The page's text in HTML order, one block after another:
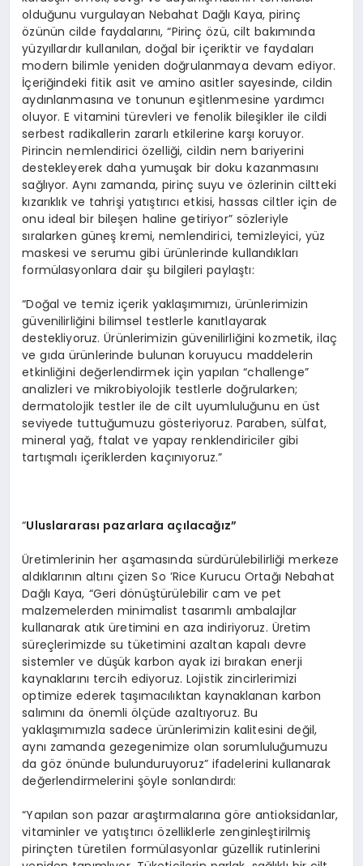
olduğunu vurgulayan Nebahat Dağlı Kaya, pirinç
özünün cilde faydalarını, “Pirinç özü, cilt bakımında
yüzyıllardır kullanılan, doğal bir içeriktir ve faydaları
modern bilimle yeniden doğrulanmaya devam ediyor.
İçeriğindeki fitik asit ve amino asitler sayesinde, cildin
aydınlanmasına ve tonunun eşitlenmesine yardımcı
oluyor. E vitamini türevleri ve fenolik bileşikler ile cildi
serbest radikallerin zararlı etkilerine karşı koruyor.
Pirincin nemlendirici özelliği, cildin nem bariyerini
destekleyerek daha yumuşak bir doku kazanmasını
sağlıyor. Aynı zamanda, pirinç suyu ve özlerinin ciltteki
kızarıklık ve tahrişi yatıştırıcı etkisi, hassas ciltler için de
onu ideal bir bileşen haline getiriyor” sözleriyle
sıralarken güneş kremi, nemlendirici, temizleyici, yüz
maskesi ve serumu gibi ürünlerinde kullandıkları
formülasyonlara dair şu bilgileri paylaştı:
“Doğal ve temiz içerik yaklaşımımızı, ürünlerimizin
güvenilirliğini bilimsel testlerle kanıtlayarak
destekliyoruz. Ürünlerimizin güvenilirliğini kozmetik, ilaç
ve gıda ürünlerinde bulunan koruyucu maddelerin
etkinliğini değerlendirmek için yapılan “challenge”
analizleri ve mikrobiyolojik testlerle doğrularken;
dermatolojik testler ile de cilt uyumluluğunu en üst
seviyede tuttuğumuzu gösteriyoruz. Paraben, sülfat,
mineral yağ, ftalat ve yapay renklendiriciler gibi
tartışmalı içeriklerden kaçınıyoruz.”
“Uluslararası pazarlara açılacağız”
Üretimlerinin her aşamasında sürdürülebilirliği merkeze
aldıklarının altını çizen So ’Rice Kurucu Ortağı Nebahat
Dağlı Kaya, “Geri dönüştürülebilir cam ve pet
malzemelerden minimalist tasarımlı ambalajlar
kullanarak atık üretimini en aza indiriyoruz. Üretim
süreçlerimizde su tüketimini azaltan kapalı devre
sistemler ve düşük karbon ayak izi bırakan enerji
kaynaklarını tercih ediyoruz. Lojistik zincirlerimizi
optimize ederek taşımacılıktan kaynaklanan karbon
salımını da önemli ölçüde azaltıyoruz. Bu
yaklaşımımızla sadece ürünlerimizin kalitesini değil,
aynı zamanda gezegenimize olan sorumluluğumuzu
da göz önünde bulunduruyoruz” ifadelerini kullanarak
değerlendirmelerini şöyle sonlandırdı:
“Yapılan son pazar araştırmalarına göre antioksidanlar,
vitaminler ve yatıştırıcı özelliklerle zenginleştirilmiş
pirinçten türetilen formülasyonlar güzellik rutinlerini